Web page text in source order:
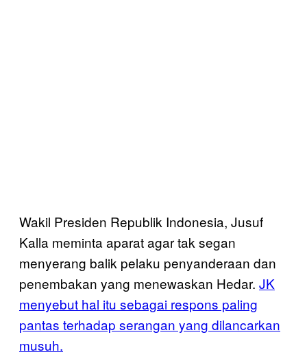
Wakil Presiden Republik Indonesia, Jusuf
Kalla meminta aparat agar tak segan
menyerang balik pelaku penyanderaan dan
penembakan yang menewaskan Hedar. JK
menyebut hal itu sebagai respons paling
pantas terhadap serangan yang dilancarkan
musuh.